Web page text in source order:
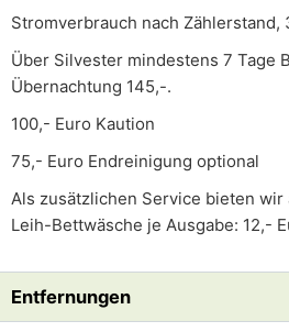
Stromverbrauch nach Zählerstand,
Über Silvester mindestens 7 Tage
Übernachtung 145,-.
100,- Euro Kaution
75,- Euro Endreinigung optional
Als zusätzlichen Service bieten wir
Leih-Bettwäsche je Ausgabe: 12,-
Entfernungen